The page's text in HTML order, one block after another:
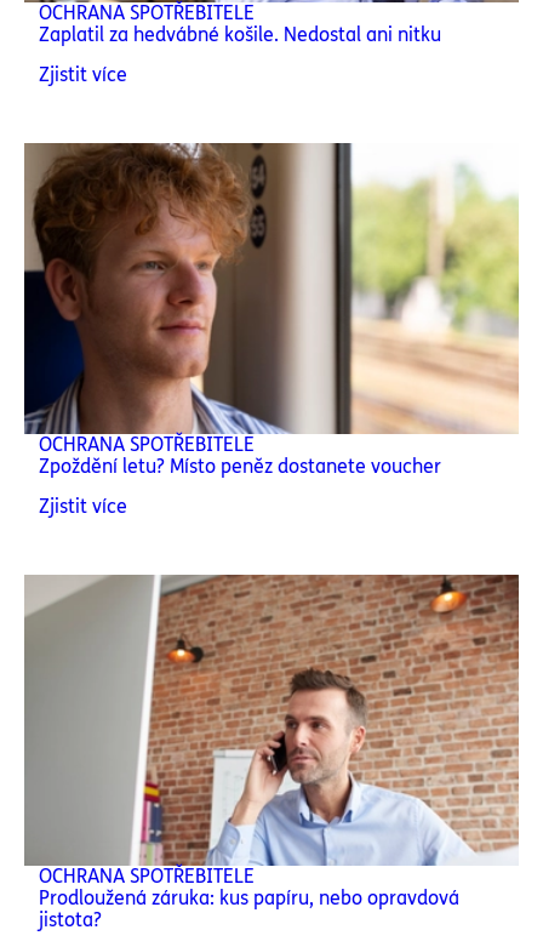
OCHRANA SPOTŘEBITELE
Zaplatil za hedvábné košile. Nedostal ani nitku
Zjistit více
OCHRANA SPOTŘEBITELE
Zpoždění letu? Místo peněz dostanete voucher
Zjistit více
OCHRANA SPOTŘEBITELE
Prodloužená záruka: kus papíru, nebo opravdová
jistota?